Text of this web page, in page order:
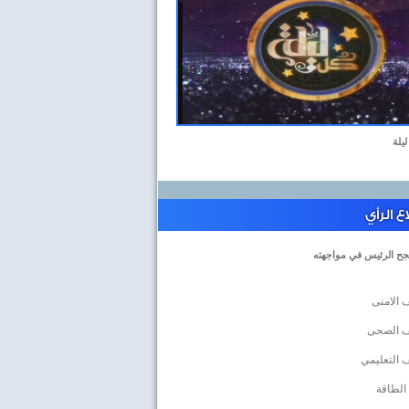
الرأي
الرئيس في مواجهته
الامنى
الصحى
التعليمي